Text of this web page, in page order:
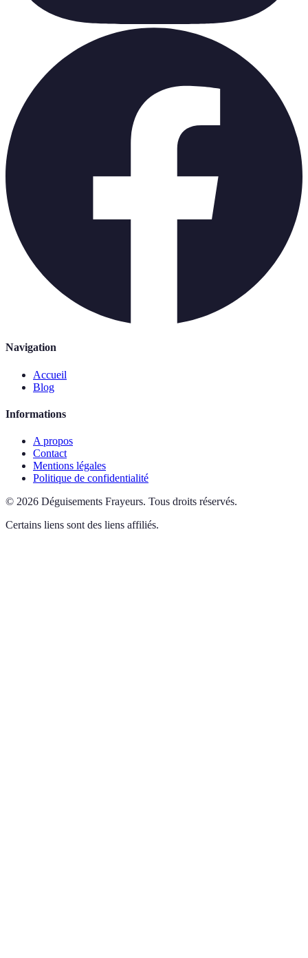
Navigation
Accueil
Blog
Informations
A propos
Contact
Mentions légales
Politique de confidentialité
© 2026 Déguisements Frayeurs. Tous droits réservés.
Certains liens sont des liens affiliés.